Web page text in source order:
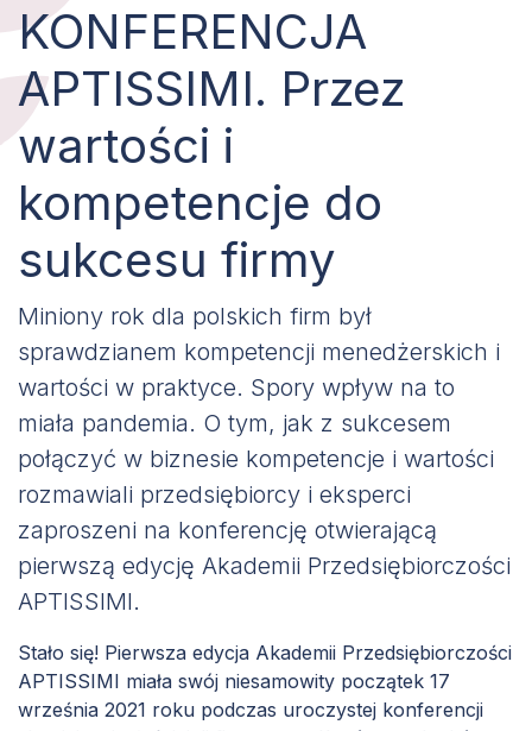
KONFERENCJA
APTISSIMI. Przez
wartości i
kompetencje do
sukcesu firmy
Miniony rok dla polskich firm był
sprawdzianem kompetencji menedżerskich i
wartości w praktyce. Spory wpływ na to
miała pandemia. O tym, jak z sukcesem
połączyć w biznesie kompetencje i wartości
rozmawiali przedsiębiorcy i eksperci
zaproszeni na konferencję otwierającą
pierwszą edycję Akademii Przedsiębiorczości
APTISSIMI.
Stało się! Pierwsza edycja Akademii Przedsiębiorczości
APTISSIMI miała swój niesamowity początek 17
września 2021 roku podczas uroczystej konferencji